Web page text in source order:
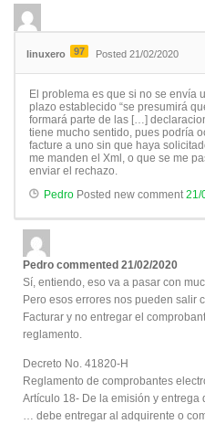
linuxero 97 Posted 21/02/2020
El problema es que si no se envía
plazo establecido “se presumirá
formará parte de las […]
tiene mucho sentido, pues podría
facture a uno sin que haya
me manden el Xml, o que se me
enviar el rechazo.
Pedro Posted new comment21/
Pedro commented 21/02/2020
Sí, entiendo, eso va a pasar con
Pero esos errores nos pueden salir
Facturar y no entregar el
reglamento.
Decreto No. 41820-H
Reglamento de comprobantes
Artículo 18- De la emisión y entrega
… debe entregar al adquirente o